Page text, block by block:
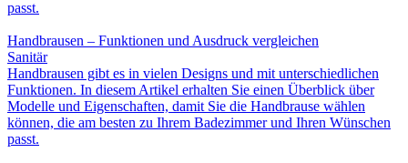
passt.
Handbrausen – Funktionen und Ausdruck vergleichen
Sanitär
Handbrausen gibt es in vielen Designs und mit unterschiedlichen
Funktionen. In diesem Artikel erhalten Sie einen Überblick über
Modelle und Eigenschaften, damit Sie die Handbrause wählen
können, die am besten zu Ihrem Badezimmer und Ihren Wünschen
passt.